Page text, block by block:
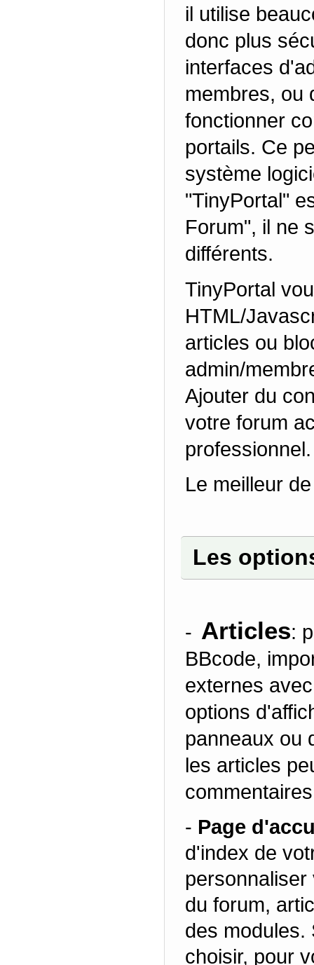
il utilise
donc plus
interfaces
membres, ou
fonctionner
portails. Ce
système
"TinyPortal"
Forum", il ne
différents.
TinyPortal
HTML/
articles ou
admin/
Ajouter du
votre forum
professionnel.
Le meilleur
Les
- Articles:
BBcode,
externes
options
panneaux ou
les articles
- Page
d'index de
du forum,
des modules.
choisir, pour